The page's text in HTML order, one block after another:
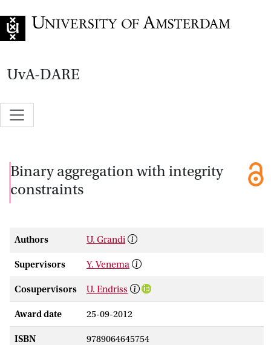
UvA-DARE
Binary aggregation with integrity
constraints
Authors U. Grandi
Supervisors Y. Venema
Cosupervisors U. Endriss
Award date 25-09-2012
ISBN 9789064645754